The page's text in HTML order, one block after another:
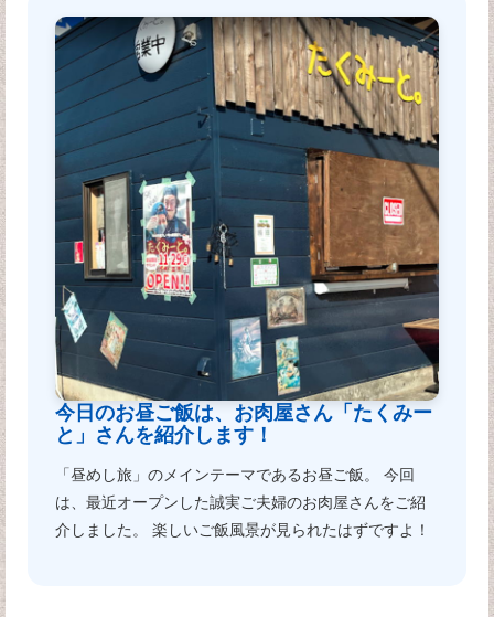
今日のお昼ご飯は、お肉屋さん「たくみー
と」さんを紹介します！
「昼めし旅」のメインテーマであるお昼ご飯。 今回
は、最近オープンした誠実ご夫婦のお肉屋さんをご紹
介しました。 楽しいご飯風景が見られたはずですよ！